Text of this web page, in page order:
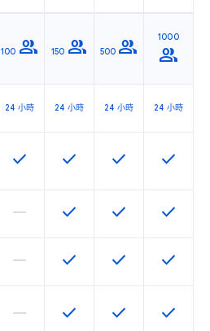
100 group 150 group 500 group 1000
group
24 小時 24 小時 24 小時 24 小時
這項功能適用於該 SKU
check 這項功能適用於該 SKU
check 這項功能適用於
check 這項功
check
這個 SKU 不支援這項功能
horizontal_rule 這項功能適用於該 SKU
check 這項功能適用於
check 這項功
check
這個 SKU 不支援這項功能
horizontal_rule 這項功能適用於該 SKU
check 這項功能適用於
check 這項功
check
這個 SKU 不支援這項功能
horizontal_rule 這項功能適用於該 SKU
check 這項功能適用於
check 這項功
check